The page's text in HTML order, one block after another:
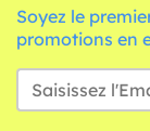
Soyez le
promotions en